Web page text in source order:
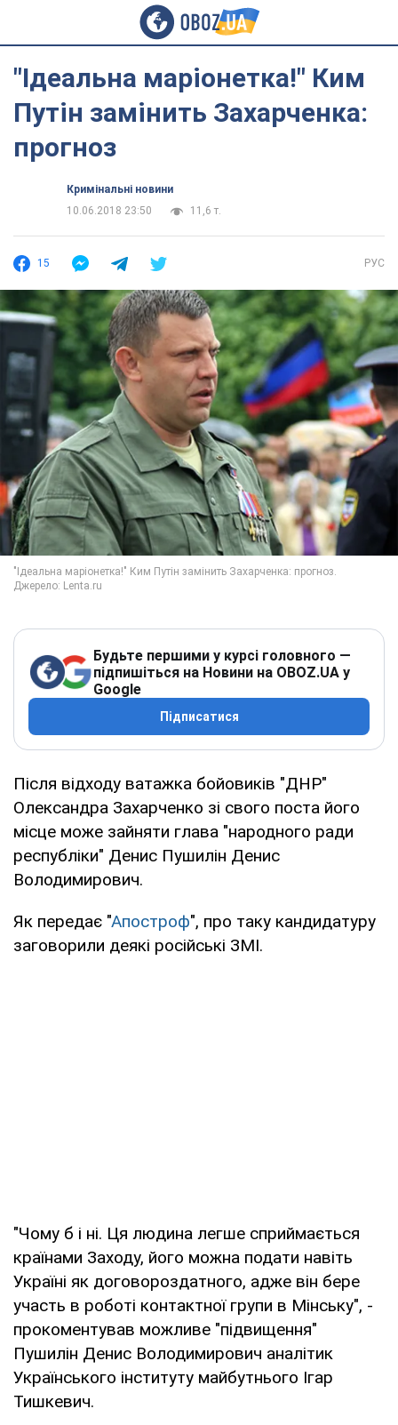
"Ідеальна маріонетка!" Ким
Путін замінить Захарченка:
прогноз
Кримінальні новини
10.06.2018 23:50
11,6 т.
15 РУС
Будьте першими у курсі головного —
підпишіться на Новини на OBOZ.UA у
Google
Підписатися
Після відходу ватажка бойовиків "ДНР"
Олександра Захарченко зі свого поста його
місце може зайняти глава "народного ради
республіки" Денис Пушилін Денис
Володимирович.
Як передає "Апостроф", про таку кандидатуру
заговорили деякі російські ЗМІ.
"Чому б і ні. Ця людина легше сприймається
країнами Заходу, його можна подати навіть
Україні як договороздатного, адже він бере
участь в роботі контактної групи в Мінську", -
прокоментував можливе "підвищення"
Пушилін Денис Володимирович аналітик
Українського інституту майбутнього Ігар
Тишкевич.